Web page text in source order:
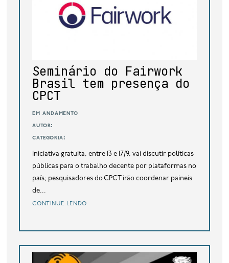
Seminário do Fairwork
Brasil tem presença do
CPCT
em andamento
autor:
categoria:
Iniciativa gratuita, entre 13 e 17/9, vai discutir políticas
públicas para o trabalho decente por plataformas no
país; pesquisadores do CPCT irão coordenar paineis
de...
continue lendo